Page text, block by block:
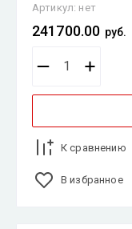
Артикул: нет
241700.00 руб.
К сравнению
В избранное